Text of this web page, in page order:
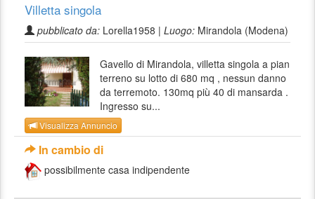
Villetta singola
pubblicato da: Lorella1958 | Luogo: Mirandola (Modena)
Gavello di Mirandola, villetta singola a pian
terreno su lotto di 680 mq , nessun danno
da terremoto. 130mq più 40 di mansarda .
Ingresso su...
Visualizza Annuncio
In cambio di
possibilmente casa indipendente